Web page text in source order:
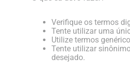
Verifique os termos
Tente utilizar uma
Utilize termos
Tente utilizar
desejado.